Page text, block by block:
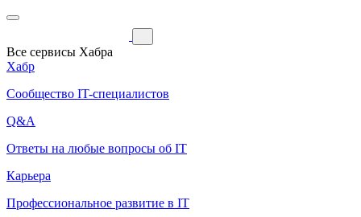
Все сервисы Хабра
Хабр
Сообщество IT-специалистов
Q&A
Ответы на любые вопросы об IT
Карьера
Профессиональное развитие в IT